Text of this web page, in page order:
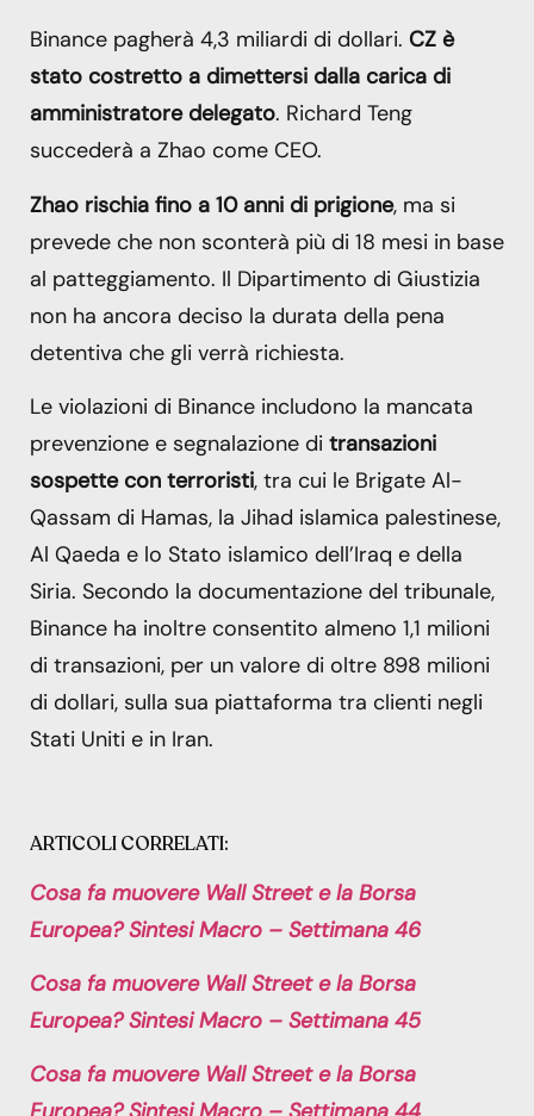
Binance pagherà 4,3 miliardi di dollari. CZ è
stato costretto a dimettersi dalla carica di
amministratore delegato. Richard Teng
succederà a Zhao come CEO.
Zhao rischia fino a 10 anni di prigione, ma si
prevede che non sconterà più di 18 mesi in base
al patteggiamento. Il Dipartimento di Giustizia
non ha ancora deciso la durata della pena
detentiva che gli verrà richiesta.
Le violazioni di Binance includono la mancata
prevenzione e segnalazione di transazioni
sospette con terroristi, tra cui le Brigate Al-
Qassam di Hamas, la Jihad islamica palestinese,
Al Qaeda e lo Stato islamico dell’Iraq e della
Siria. Secondo la documentazione del tribunale,
Binance ha inoltre consentito almeno 1,1 milioni
di transazioni, per un valore di oltre 898 milioni
di dollari, sulla sua piattaforma tra clienti negli
Stati Uniti e in Iran.
ARTICOLI CORRELATI:
Cosa fa muovere Wall Street e la Borsa
Europea? Sintesi Macro – Settimana 46
Cosa fa muovere Wall Street e la Borsa
Europea? Sintesi Macro – Settimana 45
Cosa fa muovere Wall Street e la Borsa